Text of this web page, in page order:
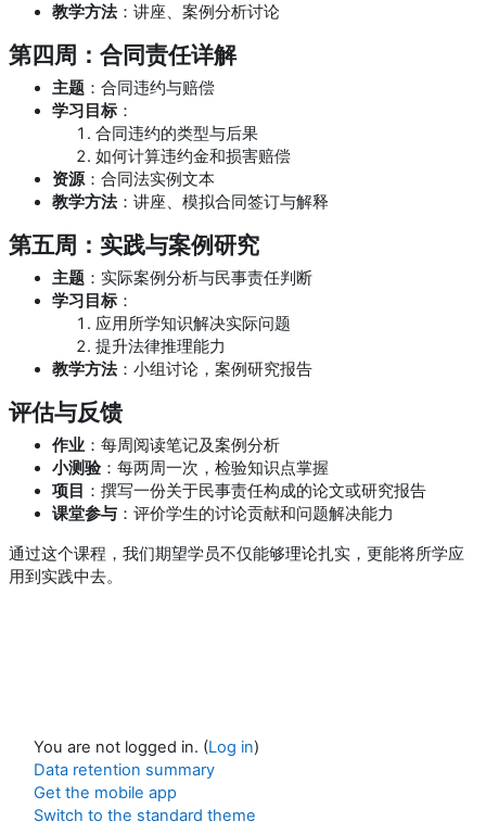
教学方法 ：讲座、案例分析讨论
第四周：合同责任详解
主题 ：合同违约与赔偿
学习目标 ：
合同违约的类型与后果
如何计算违约金和损害赔偿
资源：合同法实例文本
教学方法 ：讲座、模拟合同签订与解释
第五周：实践与案例研究
主题 ：实际案例分析与民事责任判断
学习目标 ：
应用所学知识解决实际问题
提升法律推理能力
教学方法 ：小组讨论，案例研究报告
评估与反馈
作业 ：每周阅读笔记及案例分析
小测验：每两周一次，检验知识点掌握
项目 ：撰写一份关于民事责任构成的论文或研究报告
课堂参与 ：评价学生的讨论贡献和问题解决能力
通过这个课程，我们期望学员不仅能够理论扎实，更能将所学应
用到实践中去。
You are not logged in. (Log in)
Data retention summary
Get the mobile app
Switch to the standard theme